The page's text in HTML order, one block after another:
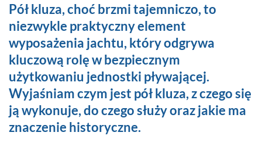
Pół kluza, choć brzmi tajemniczo, to
niezwykle praktyczny element
wyposażenia jachtu, który odgrywa
kluczową rolę w bezpiecznym
użytkowaniu jednostki pływającej.
Wyjaśniam czym jest pół kluza, z czego się
ją wykonuje, do czego służy oraz jakie ma
znaczenie historyczne.